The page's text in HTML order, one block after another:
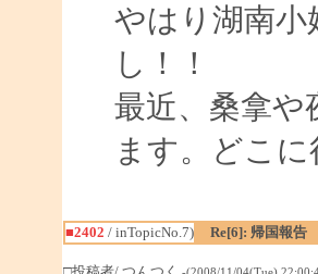
やはり湖南
し！！
最近、桑拿や
ます。どこ
■2402 / inTopicNo.7) Re[6]: 帰国報告